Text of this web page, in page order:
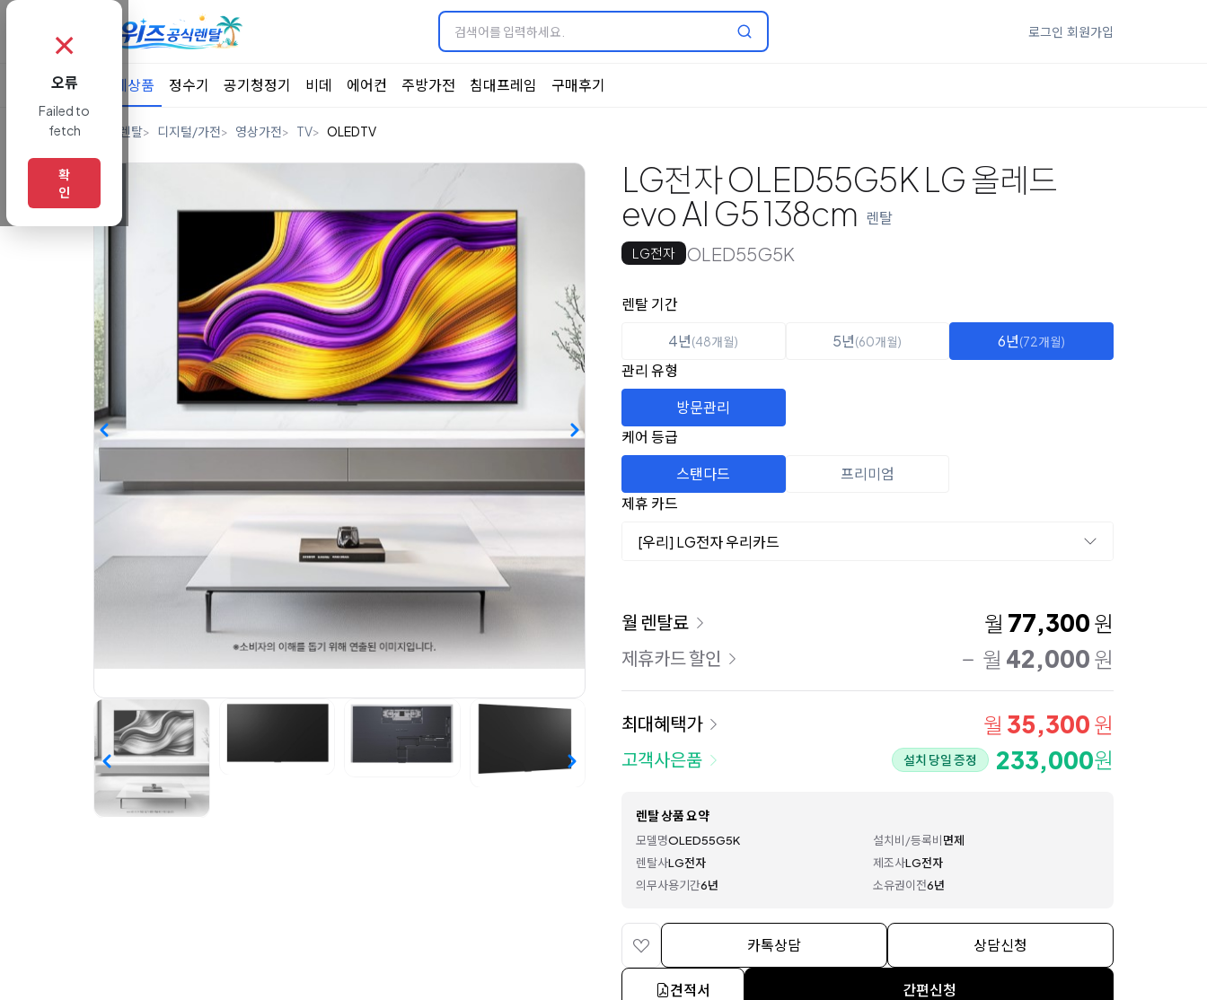
로그인 회원가입
전체상품 정수기 공기청정기 비데 에어컨 주방가전 침대프레임 구매후기
렌탈 디지털/가전 영상가전 TV OLEDTV
LG전자 OLED55G5K LG 올레드
evo AI G5 138cm 렌탈
LG전자 OLED55G5K
옵션 선택
렌탈 선택
렌탈 기간
4년(48개월) 5년(60개월) 6년(72개월)
관리 유형
방문관리
케어 등급
스탠다드
프리미엄
제휴 카드
[우리] LG전자 우리카드
이용 요금
월 렌탈료 월 77,300 원
제휴카드 할인 월 42,000 원
최대혜택가 월 35,300 원
고객사은품 설치 당일 증정 233,000원
렌탈 상품 요약
모델명OLED55G5K 설치비/등록비면제
렌탈사LG전자 제조사LG전자
의무사용기간6년 소유권이전6년
카톡상담 상담신청
견적서 간편신청
✗
오류
Failed to
fetch
확
인